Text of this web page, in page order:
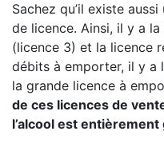
Sachez qu’il existe
de licence. Ainsi, il y a
(licence 3) et la licence
débits à emporter, il y a
la grande licence à
de ces licences de
l’alcool est